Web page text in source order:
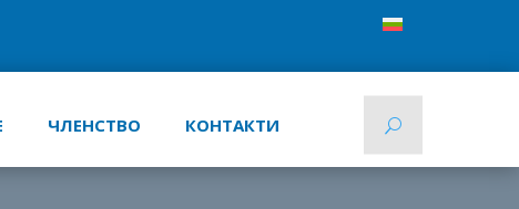
ЧЛЕНСТВО КОНТАКТИ